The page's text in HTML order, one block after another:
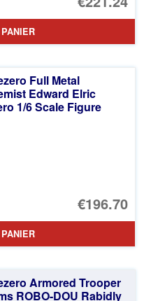
Le
Full Metal
Edward Elric
1/6 Scale Figure
€196.70
Armored Trooper
ROBO-DOU Rabidly